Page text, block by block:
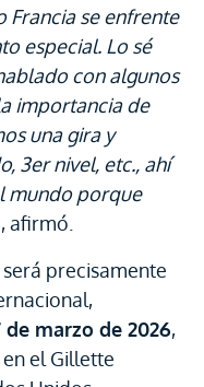
Francia se enfrente
especial. Lo sé
con algunos
importancia de
una gira y
3er nivel, etc., ahí
mundo porque
afirmó.
será precisamente
de marzo de 2026,
el Gillette